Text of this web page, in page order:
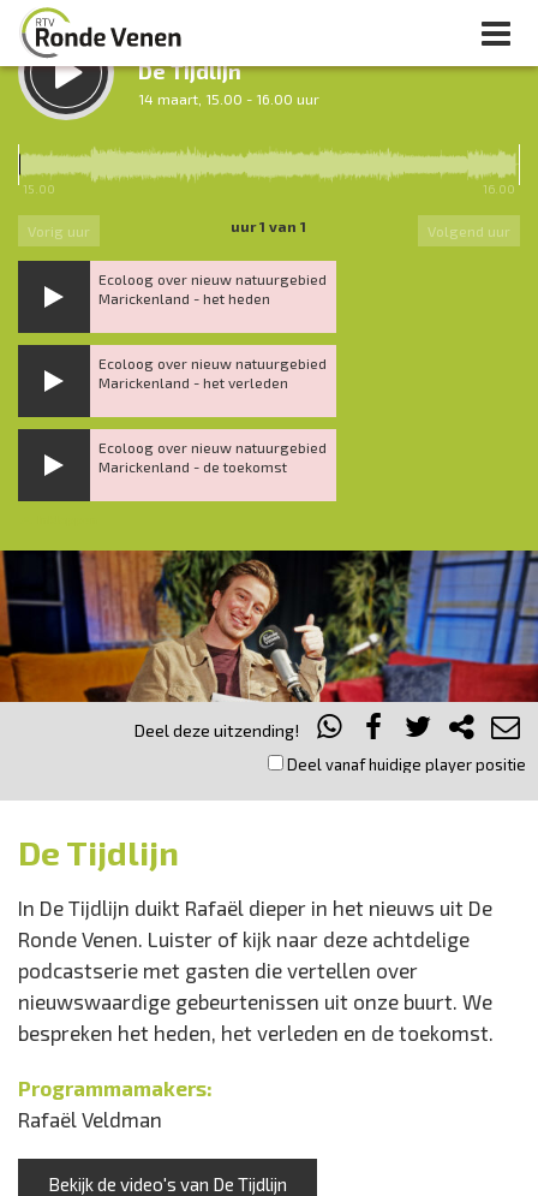
LUISTER TERUG:
De Tijdlijn
14 maart, 15.00 - 16.00 uur
Nacht van De Ronde Venen
15.00 16.00
Vorig uur uur 1 van 1 Volgend uur
Ecoloog over nieuw natuurgebied
Marickenland - het heden
Ecoloog over nieuw natuurgebied
Marickenland - het verleden
Ecoloog over nieuw natuurgebied
Marickenland - de toekomst
Deel deze uitzending!
Deel vanaf huidige player positie
De Tijdlijn
In De Tijdlijn duikt Rafaël dieper in het nieuws uit De
Ronde Venen. Luister of kijk naar deze achtdelige
podcastserie met gasten die vertellen over
nieuwswaardige gebeurtenissen uit onze buurt. We
bespreken het heden, het verleden en de toekomst.
Programmamakers:
Rafaël Veldman
Bekijk de video's van De Tijdlijn